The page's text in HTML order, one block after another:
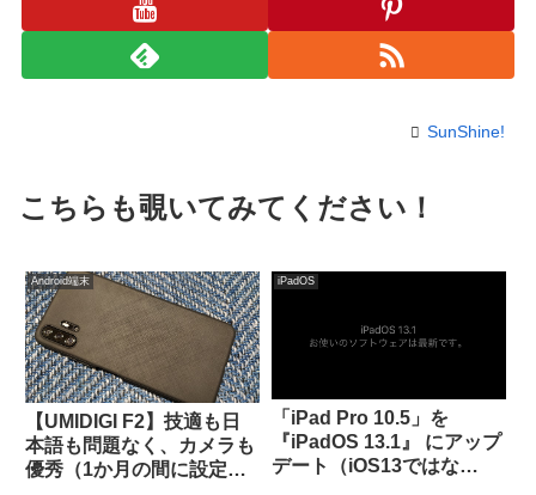
SunShine!
こちらも覗いてみてください！
Android端末
【UMIDIGI F2】技適も日
本語も問題なく、カメラも
優秀（1か月の間に設定し
iPadOS
「iPad Pro 10.5」を
『iPadOS 13.1』 にアップ
デート（iOS13ではな